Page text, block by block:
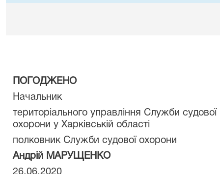
ПОГОДЖЕНО
Начальник
територіального управління Служби судової
охорони у Харківській області
полковник Служби судової охорони
Андрій МАРУЩЕНКО
26.06.2020